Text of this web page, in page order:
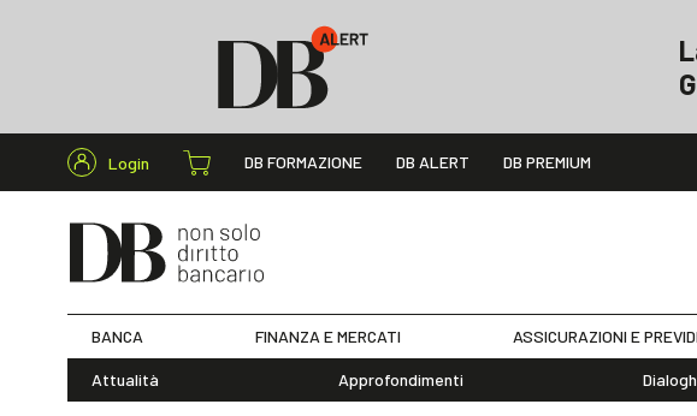
Login DB FORMAZIONE DB ALERT DB PREMIUM
BANCA FINANZA E MERCATI ASSICURAZIONI E
Attualità Approfondimenti